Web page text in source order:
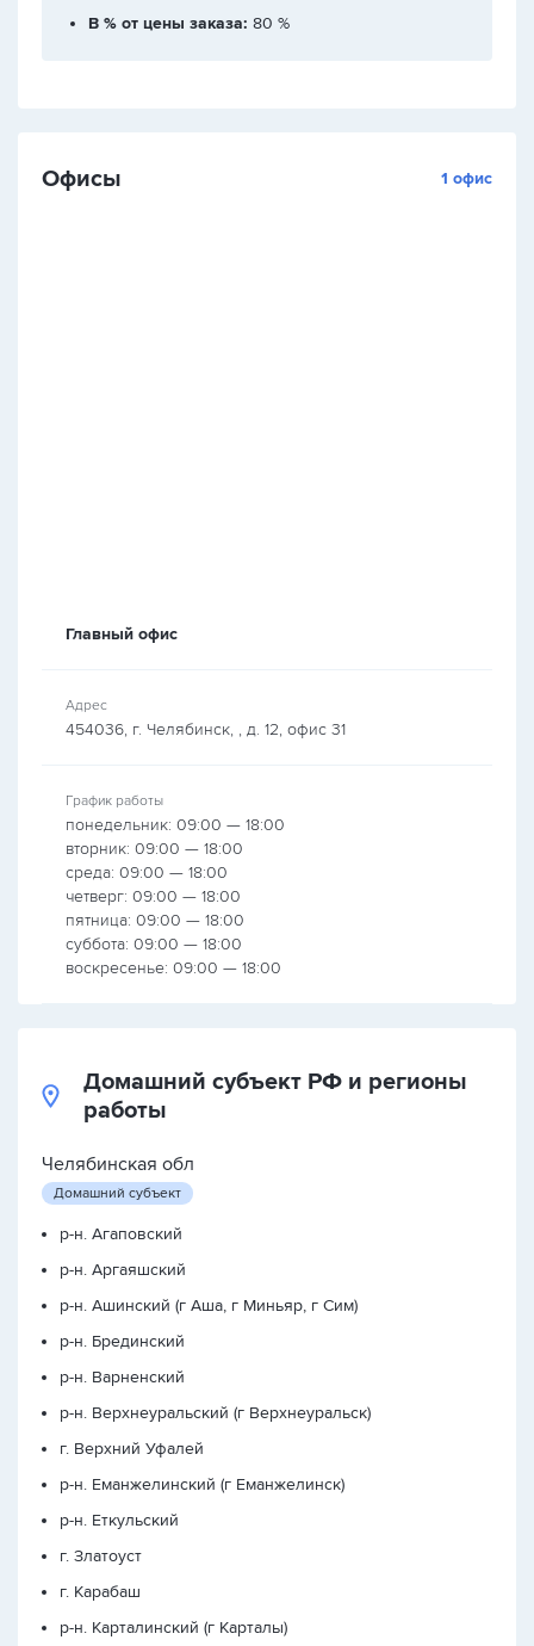
В % от цены заказа: 80 %
Офисы 1 офис
Главный офис
Адрес
454036, г. Челябинск, , д. 12, офис 31
График работы
понедельник: 09:00 — 18:00
вторник: 09:00 — 18:00
среда: 09:00 — 18:00
четверг: 09:00 — 18:00
пятница: 09:00 — 18:00
суббота: 09:00 — 18:00
воскресенье: 09:00 — 18:00
Домашний субъект РФ и регионы
работы
Челябинская обл
Домашний субъект
р-н. Агаповский
р-н. Аргаяшский
р-н. Ашинский (г Аша, г Миньяр, г Сим)
р-н. Брединский
р-н. Варненский
р-н. Верхнеуральский (г Верхнеуральск)
г. Верхний Уфалей
р-н. Еманжелинский (г Еманжелинск)
р-н. Еткульский
г. Златоуст
г. Карабаш
р-н. Карталинский (г Карталы)